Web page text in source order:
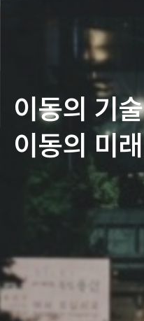
이동의 기술
이동의 미래